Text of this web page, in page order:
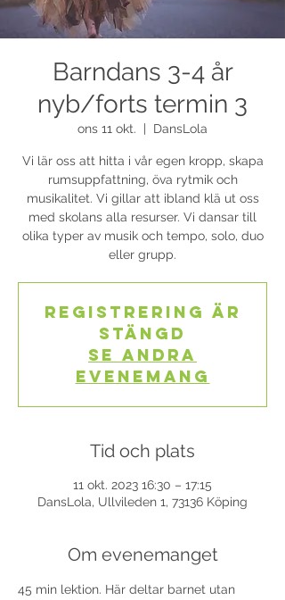
Barndans 3-4 år
nyb/forts termin 3
ons 11 okt. DansLola
Vi lär oss att hitta i vår egen kropp, skapa
rumsuppfattning, öva rytmik och
musikalitet. Vi gillar att ibland klä ut oss
med skolans alla resurser. Vi dansar till
olika typer av musik och tempo, solo, duo
eller grupp.
Registrering är
stängd
Se andra
evenemang
Tid och plats
11 okt. 2023 16:30 – 17:15
DansLola, Ullvileden 1, 73136 Köping
Om evenemanget
45 min lektion. Här deltar barnet utan